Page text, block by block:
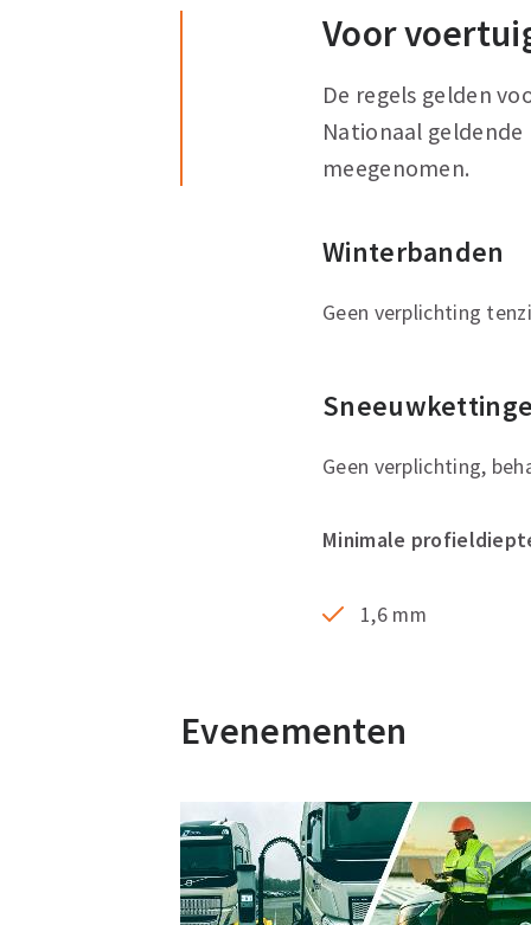
Voor
De regels gelden
Nationaal
meegenomen.
Winterbanden
Geen verplichting
Geen verplichting,
Minimale
1,6 mm
Evenementen